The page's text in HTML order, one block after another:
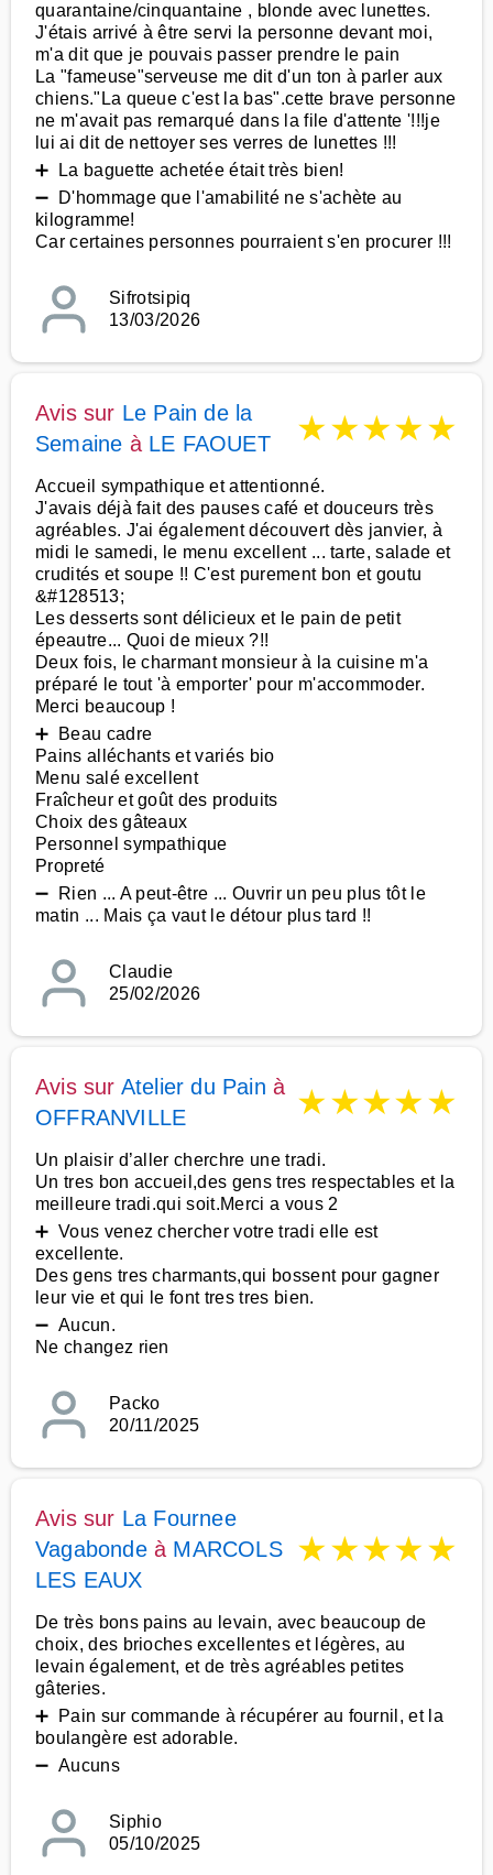
quarantaine/cinquantaine , blonde avec lunettes.
J'étais arrivé à être servi la personne devant moi,
m'a dit que je pouvais passer prendre le pain
La "fameuse"serveuse me dit d'un ton à parler aux
chiens."La queue c'est la bas".cette brave personne
ne m'avait pas remarqué dans la file d'attente '!!!je
lui ai dit de nettoyer ses verres de lunettes !!!
➕ La baguette achetée était très bien!
➖ D'hommage que l'amabilité ne s'achète au
kilogramme!
Car certaines personnes pourraient s'en procurer !!!
Sifrotsipiq
13/03/2026
Avis sur Le Pain de la
Semaine à LE FAOUET ★★★★★
Accueil sympathique et attentionné.
J'avais déjà fait des pauses café et douceurs très
agréables. J'ai également découvert dès janvier, à
midi le samedi, le menu excellent ... tarte, salade et
crudités et soupe !! C'est purement bon et goutu
&#128513;
Les desserts sont délicieux et le pain de petit
épeautre... Quoi de mieux ?!!
Deux fois, le charmant monsieur à la cuisine m'a
préparé le tout 'à emporter' pour m'accommoder.
Merci beaucoup !
➕ Beau cadre
Pains alléchants et variés bio
Menu salé excellent
Fraîcheur et goût des produits
Choix des gâteaux
Personnel sympathique
Propreté
➖ Rien ... A peut-être ... Ouvrir un peu plus tôt le
matin ... Mais ça vaut le détour plus tard !!
Claudie
25/02/2026
Avis sur Atelier du Pain à
OFFRANVILLE
★★★★★
Un plaisir d’aller cherchre une tradi.
Un tres bon accueil,des gens tres respectables et la
meilleure tradi.qui soit.Merci a vous 2
➕ Vous venez chercher votre tradi elle est
excellente.
Des gens tres charmants,qui bossent pour gagner
leur vie et qui le font tres tres bien.
➖ Aucun.
Ne changez rien
Packo
20/11/2025
Avis sur La Fournee
Vagabondeà MARCOLS
LES EAUX
★★★★★
De très bons pains au levain, avec beaucoup de
choix, des brioches excellentes et légères, au
levain également, et de très agréables petites
gâteries.
➕ Pain sur commande à récupérer au fournil, et la
boulangère est adorable.
➖ Aucuns
Siphio
05/10/2025